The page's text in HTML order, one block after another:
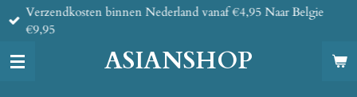
Ga
direct
de
ASIANSHOP
Verzendkosten binnen Nederland vanaf €4,95 Naar Belgie
€9,95